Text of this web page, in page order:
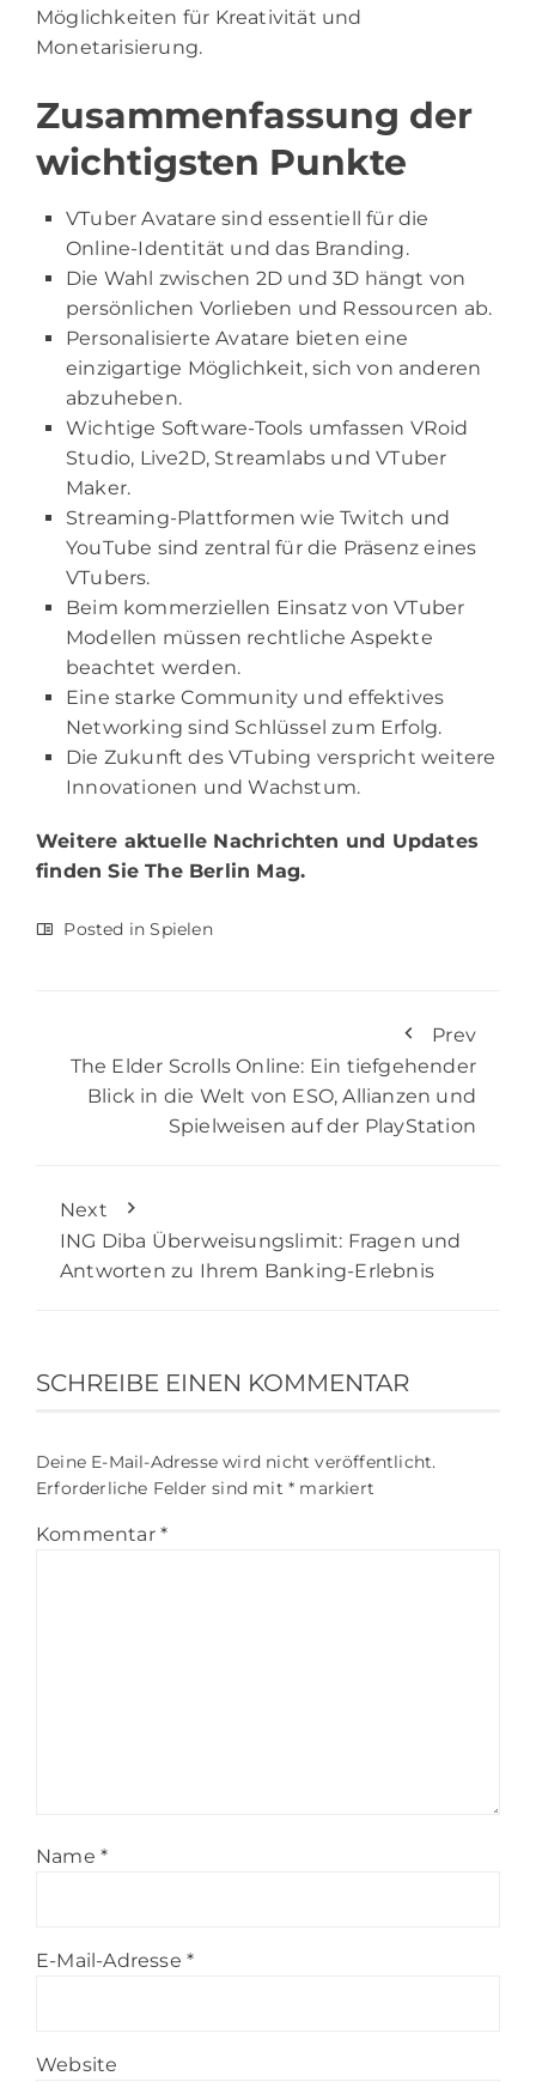
Möglichkeiten für Kreativität und
Monetarisierung.
Zusammenfassung der
wichtigsten Punkte
VTuber Avatare sind essentiell für die
Online-Identität und das Branding.
Die Wahl zwischen 2D und 3D hängt von
persönlichen Vorlieben und Ressourcen ab.
Personalisierte Avatare bieten eine
einzigartige Möglichkeit, sich von anderen
abzuheben.
Wichtige Software-Tools umfassen VRoid
Studio, Live2D, Streamlabs und VTuber
Maker.
Streaming-Plattformen wie Twitch und
YouTube sind zentral für die Präsenz eines
VTubers.
Beim kommerziellen Einsatz von VTuber
Modellen müssen rechtliche Aspekte
beachtet werden.
Eine starke Community und effektives
Networking sind Schlüssel zum Erfolg.
Die Zukunft des VTubing verspricht weitere
Innovationen und Wachstum.
Weitere aktuelle Nachrichten und Updates
finden SieThe Berlin Mag.
Posted inSpielen
Prev
The Elder Scrolls Online: Ein tiefgehender
Blick in die Welt von ESO, Allianzen und
Spielweisen auf der PlayStation
Next
ING Diba Überweisungslimit: Fragen und
Antworten zu Ihrem Banking-Erlebnis
SCHREIBE EINEN KOMMENTAR
Deine E-Mail-Adresse wird nicht veröffentlicht.
Erforderliche Felder sind mit * markiert
Kommentar *
Name *
E-Mail-Adresse *
Website